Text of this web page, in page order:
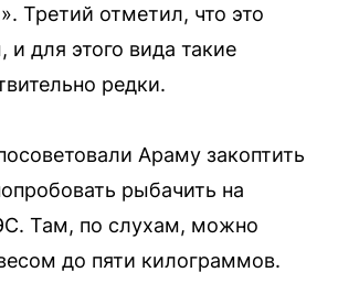
Третий отметил, что это
и для этого вида такие
редки.
Араму закоптить
рыбачить на
Там, по слухам, можно
до пяти килограммов.